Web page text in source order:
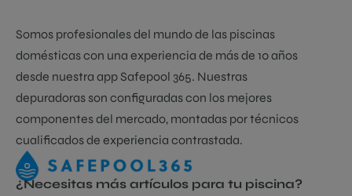
Somos profesionales del mundo de las piscinas
domésticas con una experiencia de más de 10 años
desde nuestra app Safepool 365. Nuestras
depuradoras son configuradas con los mejores
componentes del mercado, montadas por técnicos
cualificados de experiencia contrastada.
¿Necesitas más artículos para tu piscina?